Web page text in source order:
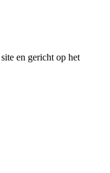
en gericht op het